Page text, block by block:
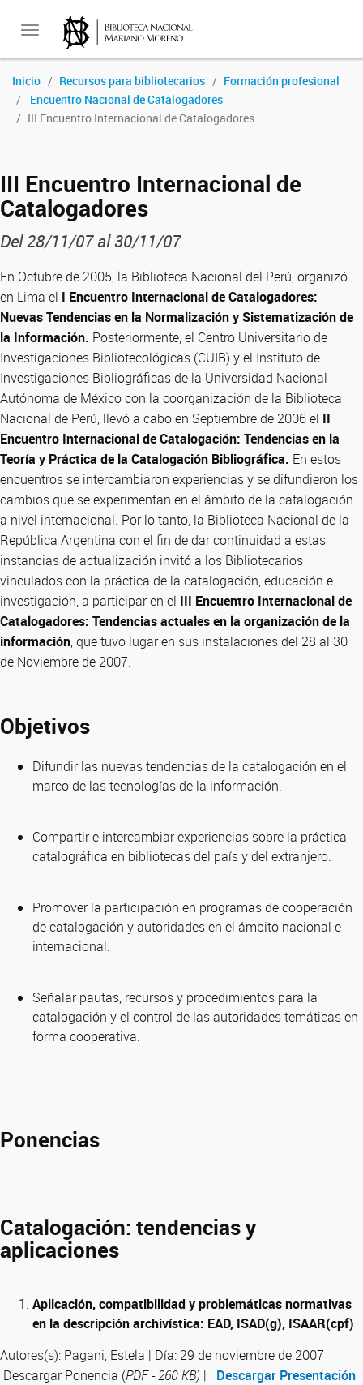
Toggle
navigation
Inicio Recursos para bibliotecarios
Formación profesional
Encuentro Nacional de Catalogadores
III Encuentro Internacional de Catalogadores
III Encuentro Internacional de
Catalogadores
Del 28/11/07 al 30/11/07
En Octubre de 2005, la Biblioteca Nacional del Perú, organizó
en Lima el I Encuentro Internacional de Catalogadores:
Nuevas Tendencias en la Normalización y Sistematización de
la Información. Posteriormente, el Centro Universitario de
Investigaciones Bibliotecológicas (CUIB) y el Instituto de
Investigaciones Bibliográficas de la Universidad Nacional
Autónoma de México con la coorganización de la Biblioteca
Nacional de Perú, llevó a cabo en Septiembre de 2006 el II
Encuentro Internacional de Catalogación: Tendencias en la
Teoría y Práctica de la Catalogación Bibliográfica. En estos
encuentros se intercambiaron experiencias y se difundieron los
cambios que se experimentan en el ámbito de la catalogación
a nivel internacional. Por lo tanto, la Biblioteca Nacional de la
República Argentina con el fin de dar continuidad a estas
instancias de actualización invitó a los Bibliotecarios
vinculados con la práctica de la catalogación, educación e
investigación, a participar en el III Encuentro Internacional de
Catalogadores: Tendencias actuales en la organización de la
información, que tuvo lugar en sus instalaciones del 28 al 30
de Noviembre de 2007.
Objetivos
Difundir las nuevas tendencias de la catalogación en el
marco de las tecnologías de la información.
Compartir e intercambiar experiencias sobre la práctica
catalográfica en bibliotecas del país y del extranjero.
Promover la participación en programas de cooperación
de catalogación y autoridades en el ámbito nacional e
internacional.
Señalar pautas, recursos y procedimientos para la
catalogación y el control de las autoridades temáticas en
forma cooperativa.
Ponencias
Catalogación: tendencias y
aplicaciones
Aplicación, compatibilidad y problemáticas normativas
en la descripción archivística: EAD, ISAD(g), ISAAR(cpf)
Autores(s): Pagani, Estela | Día: 29 de noviembre de 2007
Descargar Ponencia (PDF - 260 KB) | Descargar Presentación